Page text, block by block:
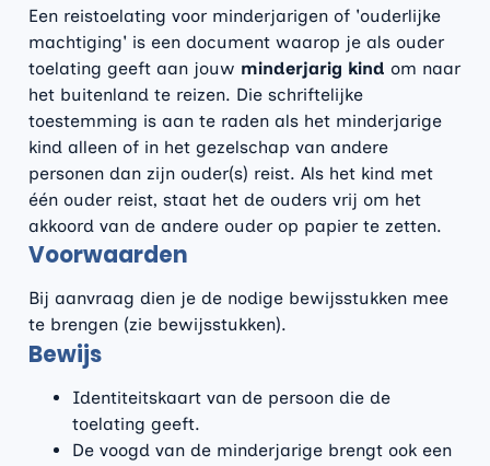
Een reistoelating voor minderjarigen of 'ouderlijke
machtiging' is een document waarop je als ouder
toelating geeft aan jouw minderjarig kind om naar
het buitenland te reizen. Die schriftelijke
toestemming is aan te raden als het minderjarige
kind alleen of in het gezelschap van andere
personen dan zijn ouder(s) reist. Als het kind met
één ouder reist, staat het de ouders vrij om het
akkoord van de andere ouder op papier te zetten.
Voorwaarden
Bij aanvraag dien je de nodige bewijsstukken mee
te brengen (zie bewijsstukken).
Bewijs
Identiteitskaart van de persoon die de
toelating geeft.
De voogd van de minderjarige brengt ook een